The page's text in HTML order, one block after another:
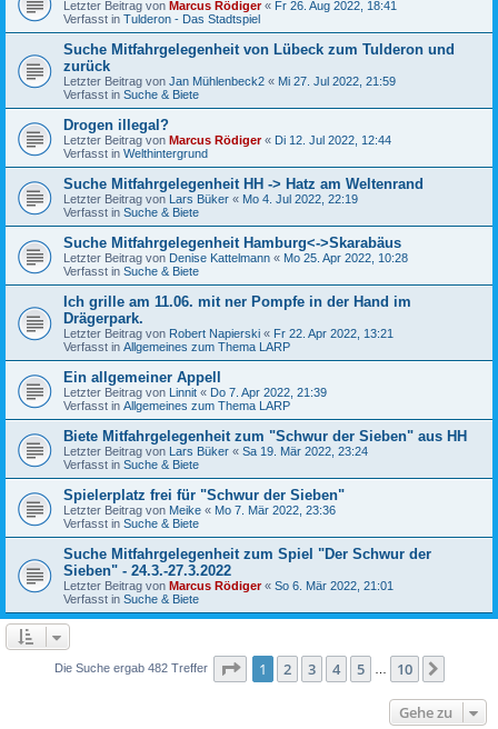
Letzter Beitrag von Marcus Rödiger« Fr 26. Aug 2022, 18:41
Verfasst in Tulderon - Das Stadtspiel
Suche Mitfahrgelegenheit von Lübeck zum Tulderon und
zurück
Letzter Beitrag von Jan Mühlenbeck2 « Mi 27. Jul 2022, 21:59
Verfasst in Suche & Biete
Drogen illegal?
Letzter Beitrag von Marcus Rödiger« Di 12. Jul 2022, 12:44
Verfasst in Welthintergrund
Suche Mitfahrgelegenheit HH -> Hatz am Weltenrand
Letzter Beitrag von Lars Büker « Mo 4. Jul 2022, 22:19
Verfasst in Suche & Biete
Suche Mitfahrgelegenheit Hamburg<->Skarabäus
Letzter Beitrag von Denise Kattelmann « Mo 25. Apr 2022, 10:28
Verfasst in Suche & Biete
Ich grille am 11.06. mit ner Pompfe in der Hand im
Drägerpark.
Letzter Beitrag von Robert Napierski « Fr 22. Apr 2022, 13:21
Verfasst in Allgemeines zum Thema LARP
Ein allgemeiner Appell
Letzter Beitrag von Linnit « Do 7. Apr 2022, 21:39
Verfasst in Allgemeines zum Thema LARP
Biete Mitfahrgelegenheit zum "Schwur der Sieben" aus HH
Letzter Beitrag von Lars Büker « Sa 19. Mär 2022, 23:24
Verfasst in Suche & Biete
Spielerplatz frei für "Schwur der Sieben"
Letzter Beitrag von Meike « Mo 7. Mär 2022, 23:36
Verfasst in Suche & Biete
Suche Mitfahrgelegenheit zum Spiel "Der Schwur der
Sieben" - 24.3.-27.3.2022
Letzter Beitrag von Marcus Rödiger« So 6. Mär 2022, 21:01
Verfasst in Suche & Biete
Die Suche ergab 482 Treffer Seite 1von 10
1 2 3 4 5 10
Gehe zu